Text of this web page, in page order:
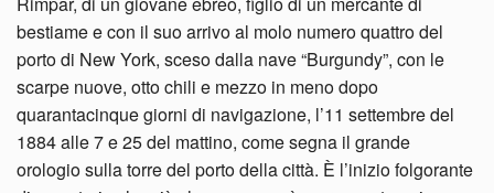
bestiame e con il suo arrivo al molo numero quattro del
porto di New York, sceso dalla nave “Burgundy”, con le
scarpe nuove, otto chili e mezzo in meno dopo
quarantacinque giorni di navigazione, l’11 settembre del
1884 alle 7 e 25 del mattino, come segna il grande
orologio sulla torre del porto della città. È l’inizio folgorante